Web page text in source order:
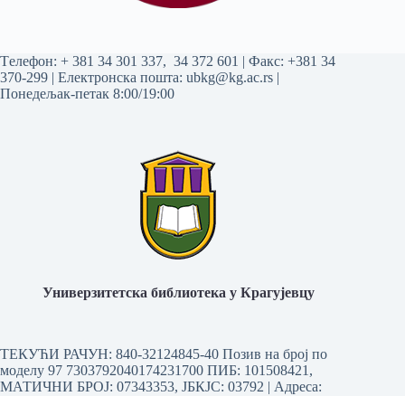
Tелефон: + 381 34 301 337, 34 372 601 | Факс: +381 34
370-299 | Електронска пошта: ubkg@kg.ac.rs |
Понедељак-петак 8:00/19:00
Универзитетска библиотека у Крагујевцу
ТЕКУЋИ РАЧУН: 840-32124845-40 Позив на број по
моделу 97 7303792040174231700 ПИБ: 101508421,
МАТИЧНИ БРОЈ: 07343353, ЈБКЈС: 03792 | Aдреса: